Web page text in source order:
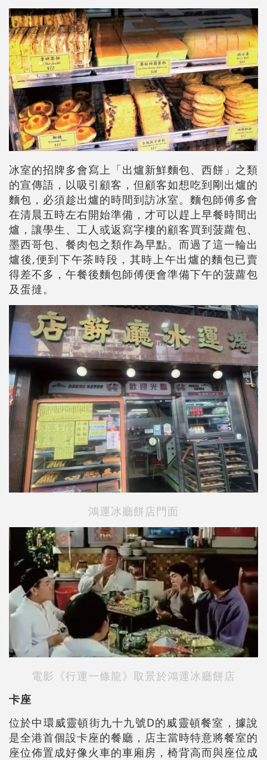
冰室的招牌多會寫上「出爐新鮮麵包、西餅」之類
的宣傳語，以吸引顧客，但顧客如想吃到剛出爐的
麵包，必須趁出爐的時間到訪冰室。麵包師傅多會
在清晨五時左右開始準備，才可以趕上早餐時間出
爐，讓學生、工人或返寫字樓的顧客買到菠蘿包、
墨西哥包、餐肉包之類作為早點。而過了這一輪出
爐後,便到下午茶時段，其時上午出爐的麵包已賣
得差不多，午餐後麵包師傅便會準備下午的菠蘿包
及蛋撻。
鴻運冰廳餅店門面
電影《行運一條龍》取景於鴻運冰廳餅店
卡座
位於中環威靈頓街九十九號D的威靈頓餐室，據說
是全港首個設卡座的餐廳，店主當時特意將餐室的
座位佈置成好像火車的車廂房，椅背高而與座位成